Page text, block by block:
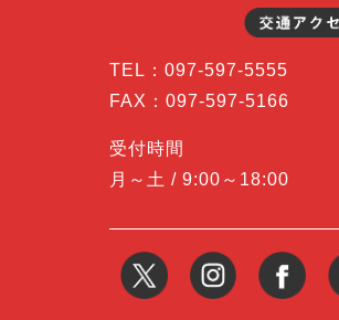
TEL： 097-597-5555
FAX：097-597-5166
受付時間
月～土 / 9:00～18:00